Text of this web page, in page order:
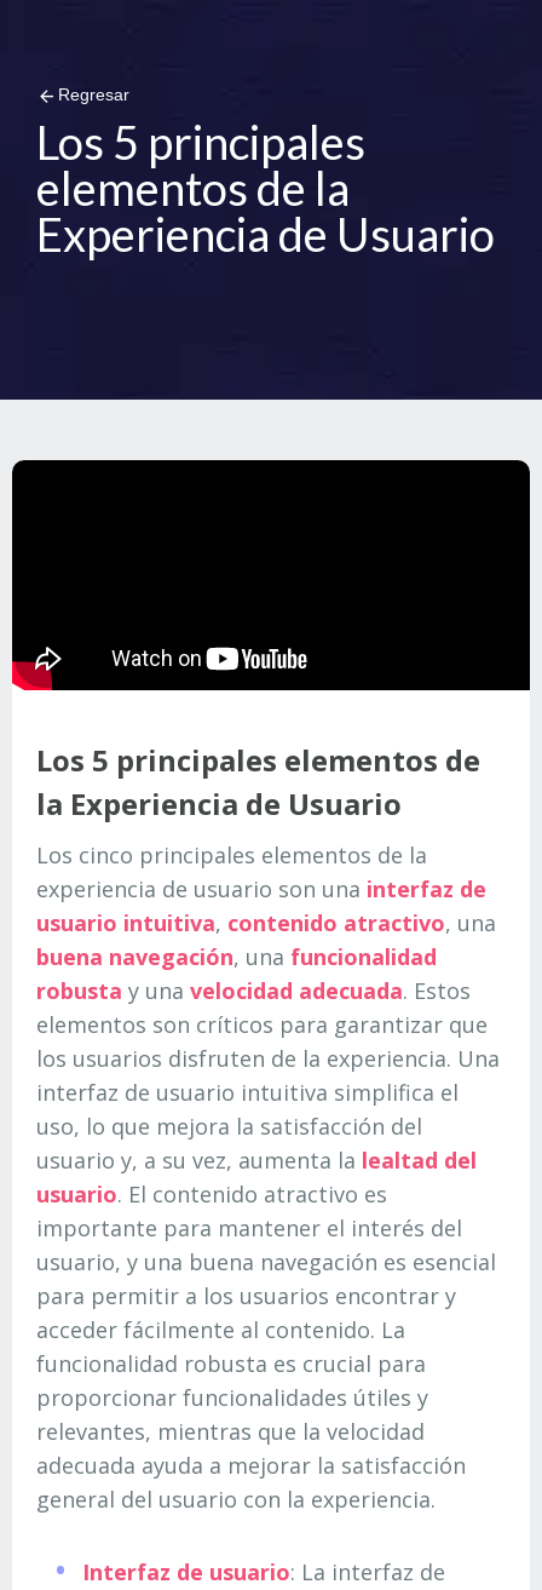
arrow_back Regresar
Los 5 principales
elementos de la
Experiencia de Usuario
Los 5 principales elementos de
la Experiencia de Usuario
Los cinco principales elementos de la
experiencia de usuario son una interfaz de
usuario intuitiva, contenido atractivo, una
buena navegación, una funcionalidad
robusta y una velocidad adecuada. Estos
elementos son críticos para garantizar que
los usuarios disfruten de la experiencia. Una
interfaz de usuario intuitiva simplifica el
uso, lo que mejora la satisfacción del
usuario y, a su vez, aumenta la lealtad del
usuario. El contenido atractivo es
importante para mantener el interés del
usuario, y una buena navegación es esencial
para permitir a los usuarios encontrar y
acceder fácilmente al contenido. La
funcionalidad robusta es crucial para
proporcionar funcionalidades útiles y
relevantes, mientras que la velocidad
adecuada ayuda a mejorar la satisfacción
general del usuario con la experiencia.
Interfaz de usuario: La interfaz de